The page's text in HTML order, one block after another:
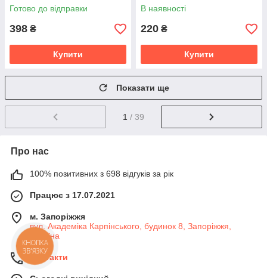
Готово до відправки
398 ₴
Купити
В наявності
220 ₴
Купити
Показати ще
1 / 39
Про нас
100% позитивних з 698 відгуків за рік
Працює з 17.07.2021
м. Запоріжжя
вул. Академіка Карпінського, будинок 8, Запоріжжя,
Україна
Контакти
КНОПКА
ЗВ'ЯЗКУ